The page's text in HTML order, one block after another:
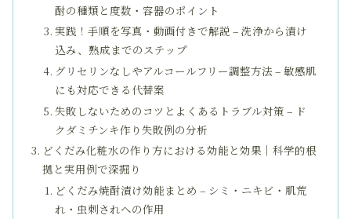
酎の種類と度数・容器のポイント
実践！手順を写真・動画付きで解説 – 洗浄から漬け
込み、熟成までのステップ
グリセリンなしやアルコールフリー調整方法 – 敏感肌
にも対応できる代替案
失敗しないためのコツとよくあるトラブル対策 – ド
クダミチンキ作り失敗例の分析
どくだみ化粧水の作り方における効能と効果｜科学的根
拠と実用例で深掘り
どくだみ焼酎漬け効能まとめ – シミ・ニキビ・肌荒
れ・虫刺されへの作用